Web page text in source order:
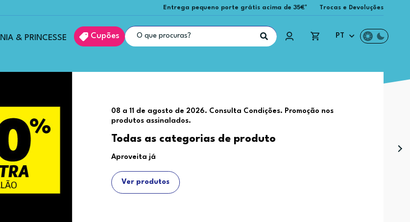
Entrega pequeno porte grátis acima de 35€* Trocas e Devoluções
& PRINCESSE Cupões PT
08 a 11 de agosto de 2026. Consulta Condições. Promoção nos
produtos assinalados.
Todas as categorias de produto
Aproveita já
Ver produtos